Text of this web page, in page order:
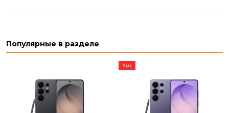
Популярные в разделе
Хит